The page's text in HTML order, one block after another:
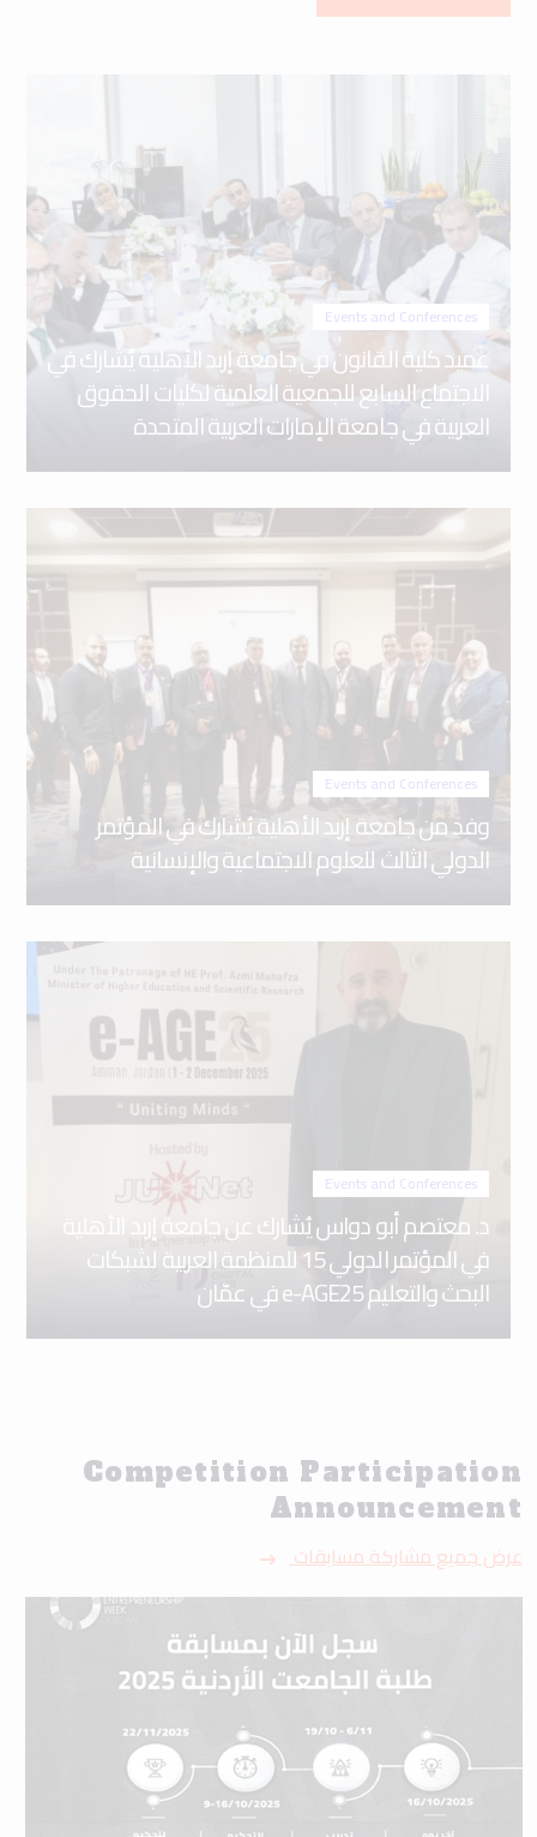
Events and Conferences
عميد كلية القانون في جامعة إربد الأهلية يُشارك في
الاجتماع السابع للجمعية العلمية لكليات الحقوق
العربية في جامعة الإمارات العربية المتحدة
Events and Conferences
وفد من جامعة إربد الأهلية يُشارك في المؤتمر
الدولي الثالث للعلوم الاجتماعية والإنسانية
Events and Conferences
د. معتصم أبو دواس يُشارك عن جامعة إربد الأهلية
في المؤتمر الدولي 15 للمنظمة العربية لشبكات
البحث والتعليم e-AGE25 في عمّان
Competition Participation
Announcement
عرض جميع مشاركة مسابقات